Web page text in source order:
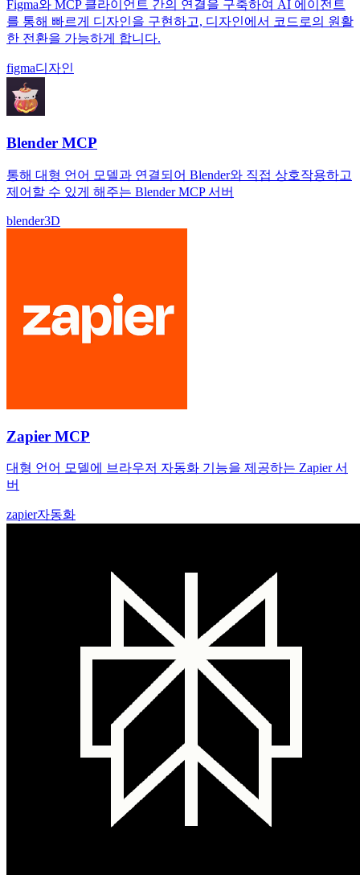
Figma와 MCP 클라이언트 간의 연결을 구축하여 AI 에이전트
를 통해 빠르게 디자인을 구현하고, 디자인에서 코드로의 원활
한 전환을 가능하게 합니다.
figma디자인
Blender MCP
통해 대형 언어 모델과 연결되어 Blender와 직접 상호작용하고
제어할 수 있게 해주는 Blender MCP 서버
blender3D
Zapier MCP
대형 언어 모델에 브라우저 자동화 기능을 제공하는 Zapier 서
버
zapier자동화